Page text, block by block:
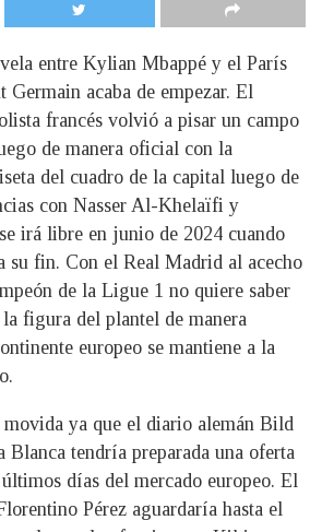
entre Kylian Mbappé y el París
Germain acaba de empezar. El
francés volvió a pisar un campo
de manera oficial con la
del cuadro de la capital luego de
con Nasser Al-Khelaïfi y
irá libre en junio de 2024 cuando
su fin. Con el Real Madrid al acecho
de la Ligue 1 no quiere saber
figura del plantel de manera
europeo se mantiene a la
movida ya que el diario alemán Bild
Blanca tendría preparada una oferta
días del mercado europeo. El
Pérez aguardaría hasta el